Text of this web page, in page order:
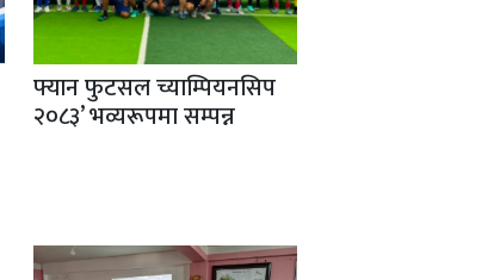
फ्यान फुटसल च्याम्पियनसिप
२०८३’ भव्यरूपमा सम्पन्न